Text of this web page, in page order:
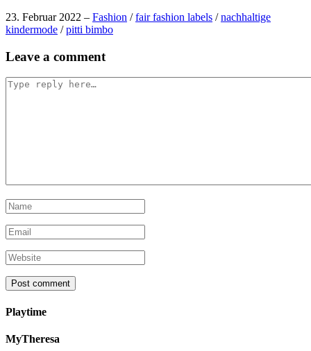
23. Februar 2022 – Fashion /fair fashion labels /nachhaltige
kindermode /pitti bimbo
navigation
Leave a comment
Playtime
MyTheresa